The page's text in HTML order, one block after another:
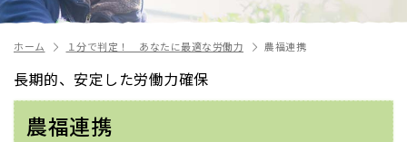
ホーム １分で判定！ あなたに最適な労働力 農福連携
長期的、安定した労働力確保
農福連携